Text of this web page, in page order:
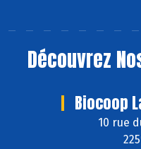
Découvrez
Biocoop
10 rue